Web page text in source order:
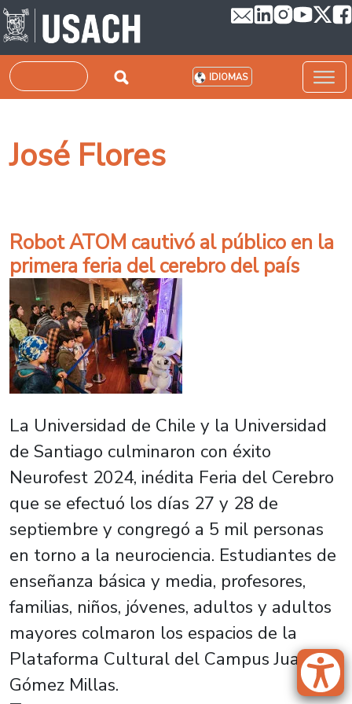
Pasar al contenido principal
Buscar IDIOMAS
José Flores
Robot ATOM cautivó al público en la
primera feria del cerebro del país
La Universidad de Chile y la Universidad
de Santiago culminaron con éxito
Neurofest 2024, inédita Feria del Cerebro
que se efectuó los días 27 y 28 de
septiembre y congregó a 5 mil personas
en torno a la neurociencia. Estudiantes de
enseñanza básica y media, profesores,
familias, niños, jóvenes, adultos y adultos
mayores colmaron los espacios de la
Plataforma Cultural del Campus Juan
Gómez Millas.